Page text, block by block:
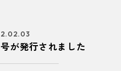
が発行されました